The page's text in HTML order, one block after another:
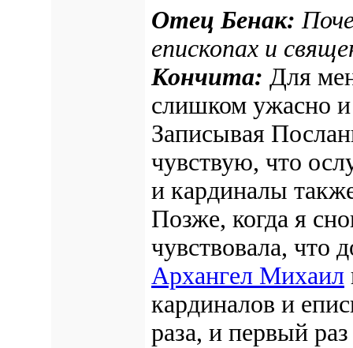
Отец Бенак:
епископах и
Кончита: Для
слишком ужасно и
Записывая
чувствую, что
и кардиналы
Позже, когда я
чувствовала, что
Архангел Михаил
кардиналов и
раза, и первый